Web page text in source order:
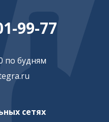
99-77
по будням
сетях